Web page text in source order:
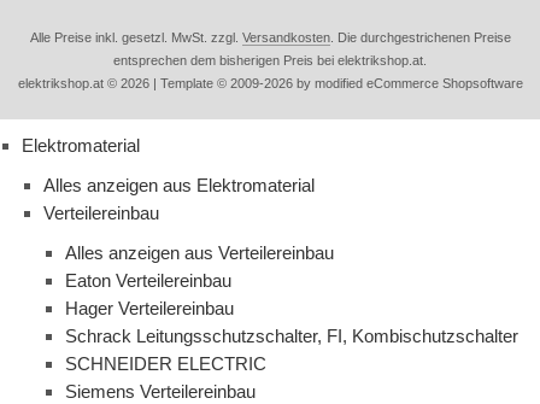
Alle Preise inkl. gesetzl. MwSt. zzgl. Versandkosten. Die durchgestrichenen Preise
entsprechen dem bisherigen Preis bei elektrikshop.at.
elektrikshop.at © 2026 | Template © 2009-2026 by modified eCommerce Shopsoftware
Elektromaterial
Alles anzeigen aus Elektromaterial
Verteilereinbau
Alles anzeigen aus Verteilereinbau
Eaton Verteilereinbau
Hager Verteilereinbau
Schrack Leitungsschutzschalter, FI, Kombischutzschalter
SCHNEIDER ELECTRIC
Siemens Verteilereinbau